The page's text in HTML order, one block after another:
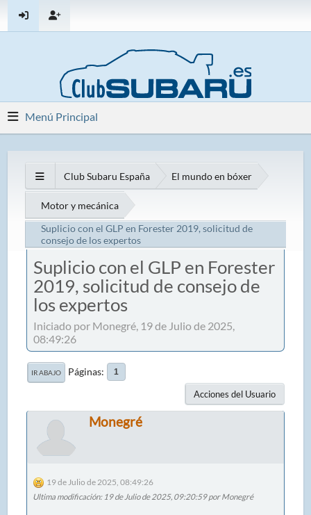
Menú Principal
Club Subaru España El mundo en bóxer
Motor y mecánica
Suplicio con el GLP en Forester 2019, solicitud de
consejo de los expertos
Suplicio con el GLP en Forester
2019, solicitud de consejo de
los expertos
Iniciado por Monegré, 19 de Julio de 2025,
08:49:26
IR ABAJO Páginas 1
Acciones del Usuario
Monegré
19 de Julio de 2025, 08:49:26
Ultima modificación: 19 de Julio de 2025, 09:20:59 por Monegré